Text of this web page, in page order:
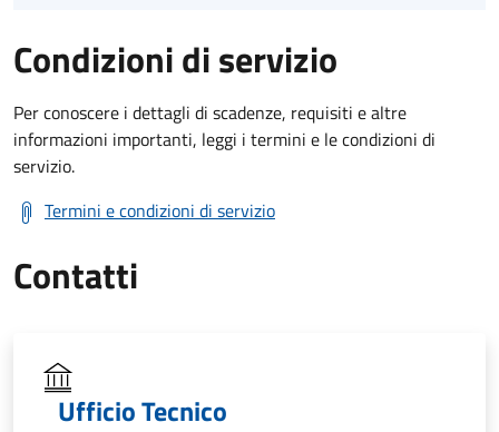
Condizioni di servizio
Per conoscere i dettagli di scadenze, requisiti e altre
informazioni importanti, leggi i termini e le condizioni di
servizio.
Termini e condizioni di servizio
Contatti
Ufficio Tecnico